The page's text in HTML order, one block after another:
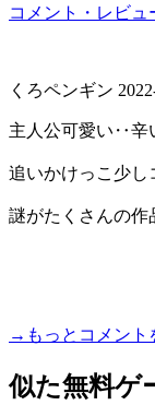
コメント・レビュ
くろペンギン
主人公可愛い‥辛
追いかけっこ少し
謎がたくさんの作
→もっとコメント
似た無料ゲ